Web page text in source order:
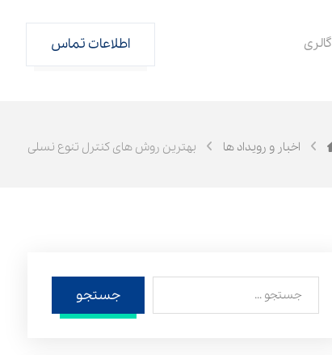
گالری اطلاعات تماس
اخبار و رویداد ها بهترین روش های کنترل تنوع نسلی
جستجو